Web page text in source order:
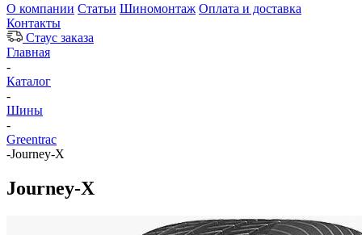
О компании Статьи Шиномонтаж Оплата и доставка
Контакты
Стаус заказа
Главная
-
Каталог
-
Шины
-
Greentrac
-Journey-X
Journey-X